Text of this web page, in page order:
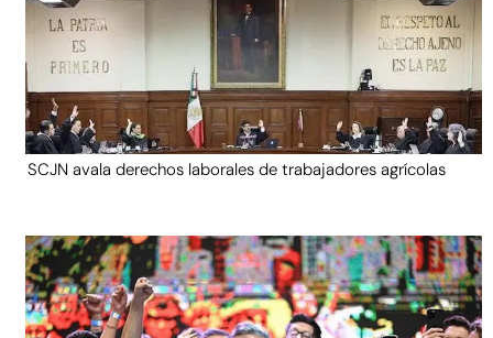
SCJN avala derechos laborales de trabajadores agrícolas